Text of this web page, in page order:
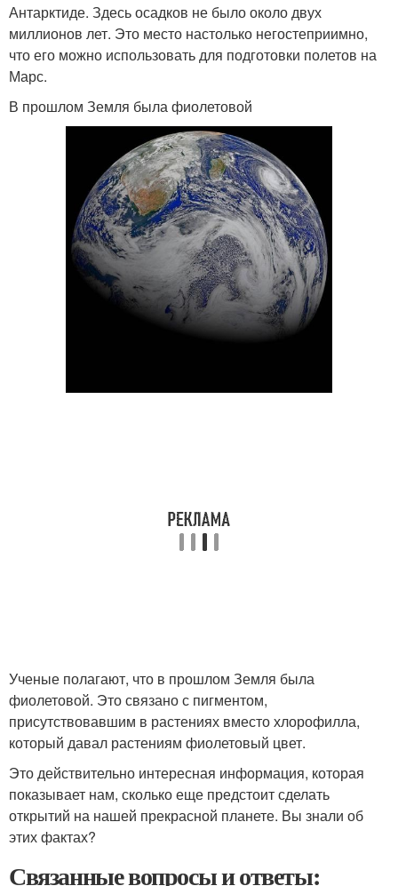
Антарктиде. Здесь осадков не было около двух
миллионов лет. Это место настолько негостеприимно,
что его можно использовать для подготовки полетов на
Марс.
В прошлом Земля была фиолетовой
Ученые полагают, что в прошлом Земля была
фиолетовой. Это связано с пигментом,
присутствовавшим в растениях вместо хлорофилла,
который давал растениям фиолетовый цвет.
Это действительно интересная информация, которая
показывает нам, сколько еще предстоит сделать
открытий на нашей прекрасной планете. Вы знали об
этих фактах?
Связанные вопросы и ответы: